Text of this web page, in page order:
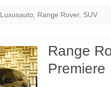
Luxusauto Range Rover, SUV
Range
Premiere